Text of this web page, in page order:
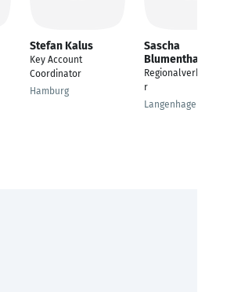
Stefan Kalus
Key Account
Coordinator
Hamburg
Sascha
Blumenthal
Regionalverkaufsleite
r
Langenhagen